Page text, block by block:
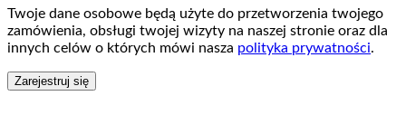
Twoje dane osobowe będą użyte do przetworzenia twojego
zamówienia, obsługi twojej wizyty na naszej stronie oraz dla
innych celów o których mówi nasza polityka prywatności.
Zarejestruj się